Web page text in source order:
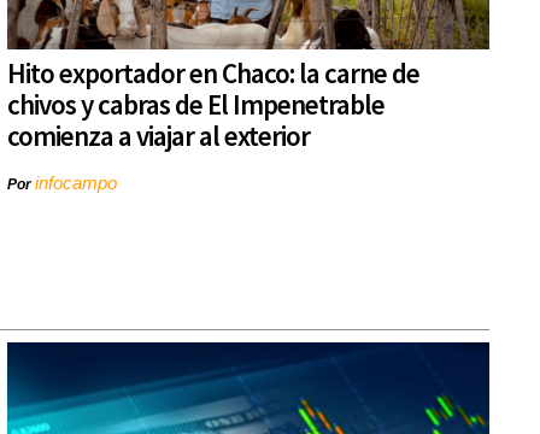
Hito exportador en Chaco: la carne de
chivos y cabras de El Impenetrable
comienza a viajar al exterior
Porinfocampo